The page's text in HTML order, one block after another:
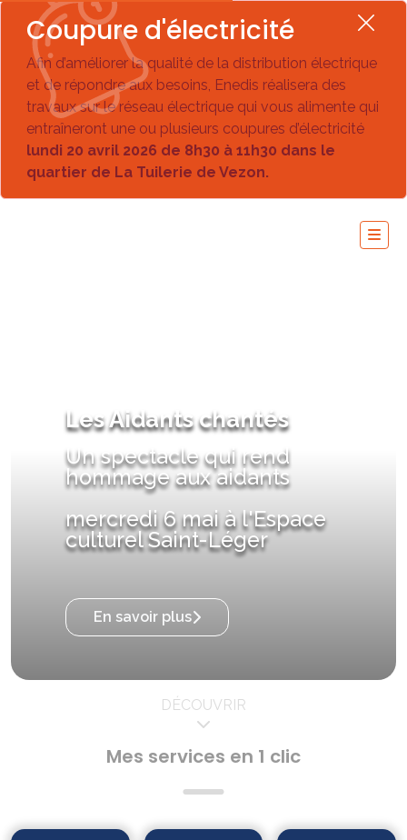
Coupure d'électricité
Afin d’améliorer la qualité de la distribution électrique
et de répondre aux besoins, Enedis réalisera des
travaux sur le réseau électrique qui vous alimente qui
entraîneront une ou plusieurs coupures d’électricité
lundi 20 avril 2026 de 8h30 à 11h30 dans le
quartier de La Tuilerie de Vezon.
Les Aidants chantés
Un spectacle qui rend
hommage aux aidants
mercredi 6 mai à l'Espace
culturel Saint-Léger
En savoir plus
DÉCOUVRIR
Mes services en 1 clic